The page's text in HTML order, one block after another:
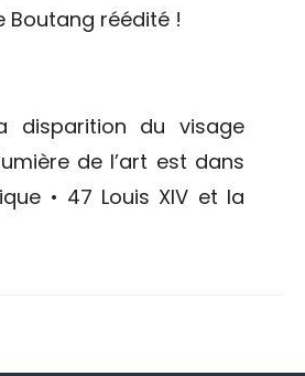
Boutang réédité !
disparition du visage
de l’art est dans
• 47 Louis XIV et la